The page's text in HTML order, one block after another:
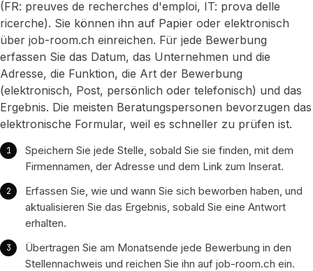
(FR: preuves de recherches d'emploi, IT: prova delle
ricerche). Sie können ihn auf Papier oder elektronisch
über job-room.ch einreichen. Für jede Bewerbung
erfassen Sie das Datum, das Unternehmen und die
Adresse, die Funktion, die Art der Bewerbung
(elektronisch, Post, persönlich oder telefonisch) und das
Ergebnis. Die meisten Beratungspersonen bevorzugen das
elektronische Formular, weil es schneller zu prüfen ist.
Speichern Sie jede Stelle, sobald Sie sie finden, mit dem
Firmennamen, der Adresse und dem Link zum Inserat.
Erfassen Sie, wie und wann Sie sich beworben haben, und
aktualisieren Sie das Ergebnis, sobald Sie eine Antwort
erhalten.
Übertragen Sie am Monatsende jede Bewerbung in den
Stellennachweis und reichen Sie ihn auf job-room.ch ein.